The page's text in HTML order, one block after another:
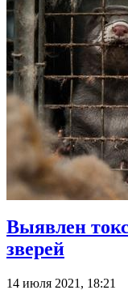
Выявлен
зверей
14 июля 2021, 18:21